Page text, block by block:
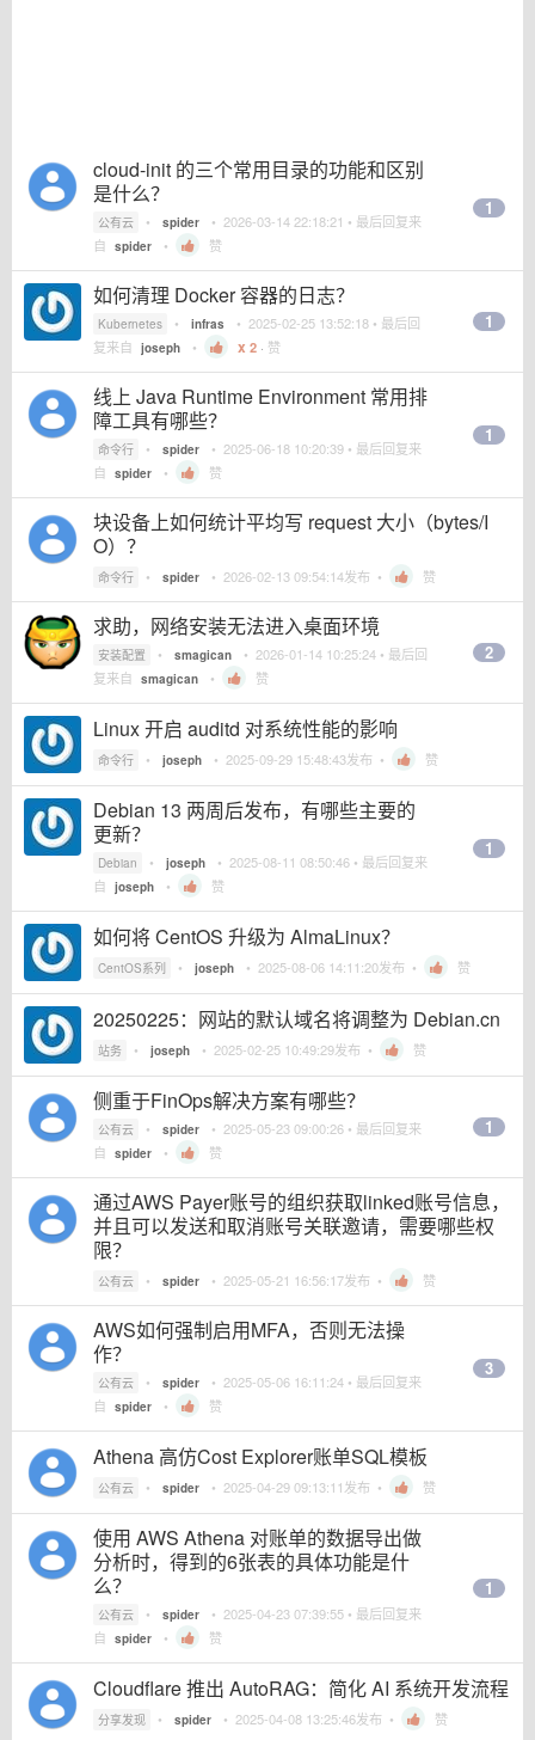
cloud-init 的三个常用目录的功能和区别
是什么？
公有云 • spider • 2026-03-14 22:18:21 • 最后回复来
自 spider • 赞
1
如何清理 Docker 容器的日志？
Kubernetes • infras • 2025-02-25 13:52:18 • 最后回
复来自 joseph • 2 · 赞
1
线上 Java Runtime Environment 常用排
障工具有哪些？
命令行 • spider • 2025-06-18 10:20:39 • 最后回复来
自 spider • 赞
1
块设备上如何统计平均写 request 大小（bytes/I
O）？
命令行 • spider • 2026-02-13 09:54:14发布 • 赞
求助，网络安装无法进入桌面环境
安装配置 • smagican • 2026-01-14 10:25:24 • 最后回
复来自 smagican • 赞
2
Linux 开启 auditd 对系统性能的影响
命令行 • joseph • 2025-09-29 15:48:43发布 • 赞
Debian 13 两周后发布，有哪些主要的
更新？
Debian • joseph • 2025-08-11 08:50:46 • 最后回复来
自 joseph • 赞
1
如何将 CentOS 升级为 AlmaLinux？
CentOS系列 • joseph • 2025-08-06 14:11:20发布 • 赞
20250225：网站的默认域名将调整为 Debian.cn
站务 • joseph • 2025-02-25 10:49:29发布 • 赞
侧重于FinOps解决方案有哪些？
公有云 • spider • 2025-05-23 09:00:26 • 最后回复来
自 spider • 赞
1
通过AWS Payer账号的组织获取linked账号信息，
并且可以发送和取消账号关联邀请，需要哪些权
限？
公有云 • spider • 2025-05-21 16:56:17发布 • 赞
AWS如何强制启用MFA，否则无法操
作？
公有云 • spider • 2025-05-06 16:11:24 • 最后回复来
自 spider • 赞
3
Athena 高仿Cost Explorer账单SQL模板
公有云 • spider • 2025-04-29 09:13:11发布 • 赞
使用 AWS Athena 对账单的数据导出做
分析时，得到的6张表的具体功能是什
么？
公有云 • spider • 2025-04-23 07:39:55 • 最后回复来
自 spider • 赞
1
Cloudflare 推出 AutoRAG：简化 AI 系统开发流程
分享发现 • spider • 2025-04-08 13:25:46发布 • 赞